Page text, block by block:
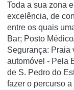
Toda a sua zona
excelência, de
entre os quais
Bar; Posto
Segurança: Praia
automóvel - Pela
de S. Pedro do
fazer o percurso